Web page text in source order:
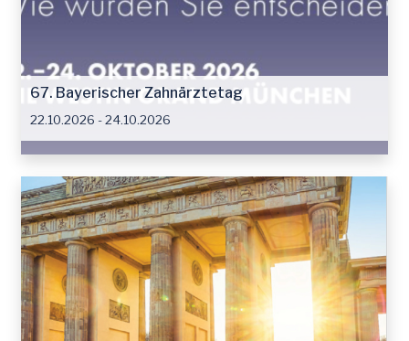
67. Bayerischer Zahnärztetag
22.10.2026 - 24.10.2026